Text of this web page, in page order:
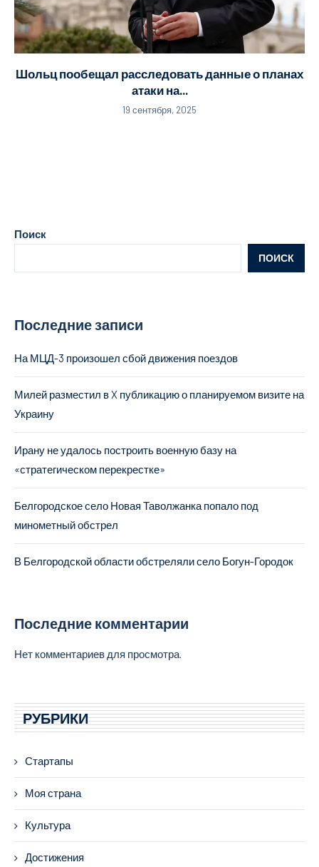
Шольц пообещал расследовать данные о планах
атаки на...
19 сентября, 2025
Поиск
ПОИСК
Последние записи
На МЦД-3 произошел сбой движения поездов
Милей разместил в X публикацию о планируемом визите на
Украину
Ирану не удалось построить военную базу на
«стратегическом перекрестке»
Белгородское село Новая Таволжанка попало под
минометный обстрел
В Белгородской области обстреляли село Богун-Городок
Последние комментарии
Нет комментариев для просмотра.
РУБРИКИ
Стартапы
Моя страна
Культура
Достижения